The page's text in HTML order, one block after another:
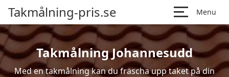
Takmålning-pris.se Menu
Takmålning Johannesudd
Med en takmålning kan du fräscha upp taket på din